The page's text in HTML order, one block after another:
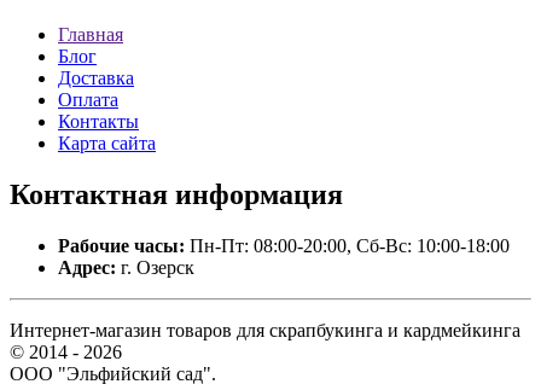
Главная
Блог
Доставка
Оплата
Контакты
Карта сайта
Контактная информация
Рабочие часы: Пн-Пт: 08:00-20:00, Сб-Вс: 10:00-18:00
Адрес: г. Озерск
Интернет-магазин товаров для скрапбукинга и кардмейкинга
© 2014 - 2026
ООО "Эльфийский сад".